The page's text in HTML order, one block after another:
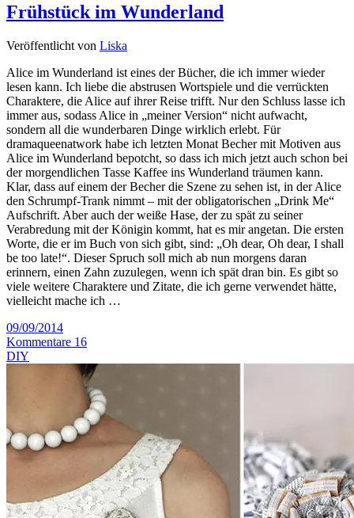
Frühstück im Wunderland
Veröffentlicht von Liska
Alice im Wunderland ist eines der Bücher, die ich immer wieder
lesen kann. Ich liebe die abstrusen Wortspiele und die verrückten
Charaktere, die Alice auf ihrer Reise trifft. Nur den Schluss lasse ich
immer aus, sodass Alice in „meiner Version“ nicht aufwacht,
sondern all die wunderbaren Dinge wirklich erlebt. Für
dramaqueenatwork habe ich letzten Monat Becher mit Motiven aus
Alice im Wunderland bepotcht, so dass ich mich jetzt auch schon bei
der morgendlichen Tasse Kaffee ins Wunderland träumen kann.
Klar, dass auf einem der Becher die Szene zu sehen ist, in der Alice
den Schrumpf-Trank nimmt – mit der obligatorischen „Drink Me“
Aufschrift. Aber auch der weiße Hase, der zu spät zu seiner
Verabredung mit der Königin kommt, hat es mir angetan. Die ersten
Worte, die er im Buch von sich gibt, sind: „Oh dear, Oh dear, I shall
be too late!“. Dieser Spruch soll mich ab nun morgens daran
erinnern, einen Zahn zuzulegen, wenn ich spät dran bin. Es gibt so
viele weitere Charaktere und Zitate, die ich gerne verwendet hätte,
vielleicht mache ich …
09/09/2014
Kommentare 16
DIY